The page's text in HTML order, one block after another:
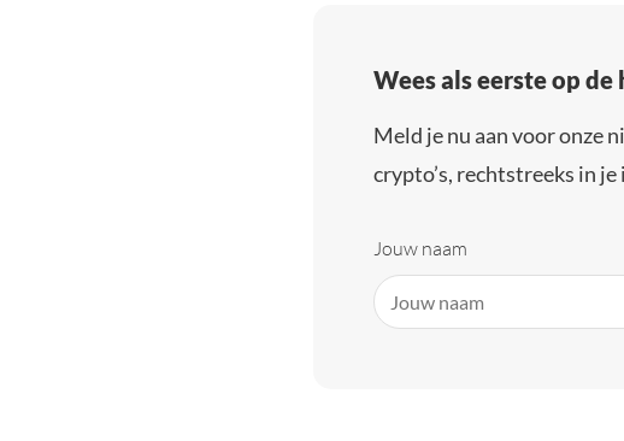
Wees als eerste op
Meld je nu aan voor onze
crypto’s, rechtstreeks in je
Jouw naam